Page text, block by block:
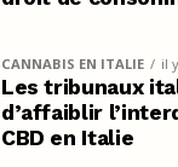
CANNABIS EN ITALIE il
Les tribunaux
d’affaiblir
CBD en Italie